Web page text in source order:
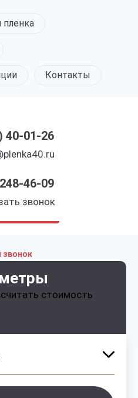
пленка
Контакты
40-01-26
46-09
звонок
пленка
звонок
стоимость